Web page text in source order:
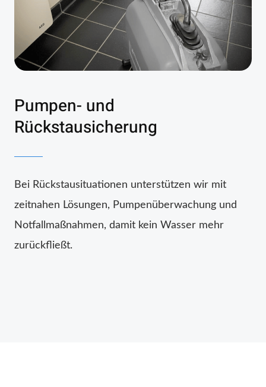
Pumpen- und
Rückstausicherung
Bei Rückstausituationen unterstützen wir mit
zeitnahen Lösungen, Pumpenüberwachung und
Notfallmaßnahmen, damit kein Wasser mehr
zurückfließt.